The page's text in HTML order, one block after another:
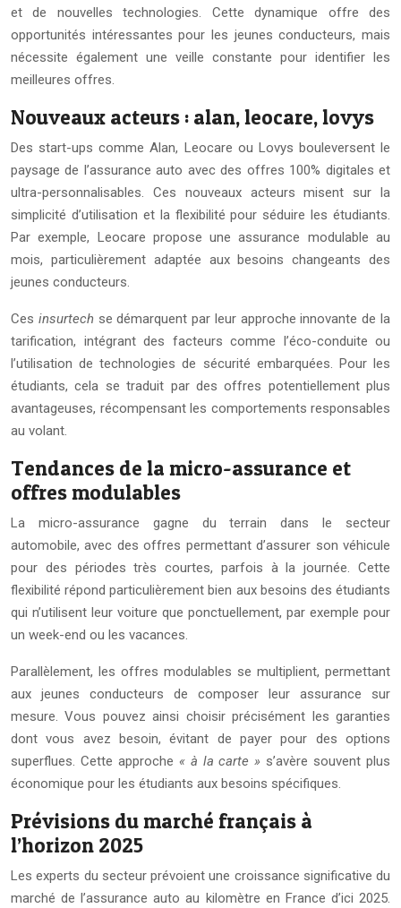
et de nouvelles technologies. Cette dynamique offre des
opportunités intéressantes pour les jeunes conducteurs, mais
nécessite également une veille constante pour identifier les
meilleures offres.
Nouveaux acteurs : alan, leocare, lovys
Des start-ups comme Alan, Leocare ou Lovys bouleversent le
paysage de l’assurance auto avec des offres 100% digitales et
ultra-personnalisables. Ces nouveaux acteurs misent sur la
simplicité d’utilisation et la flexibilité pour séduire les étudiants.
Par exemple, Leocare propose une assurance modulable au
mois, particulièrement adaptée aux besoins changeants des
jeunes conducteurs.
Ces insurtech se démarquent par leur approche innovante de la
tarification, intégrant des facteurs comme l’éco-conduite ou
l’utilisation de technologies de sécurité embarquées. Pour les
étudiants, cela se traduit par des offres potentiellement plus
avantageuses, récompensant les comportements responsables
au volant.
Tendances de la micro-assurance et
offres modulables
La micro-assurance gagne du terrain dans le secteur
automobile, avec des offres permettant d’assurer son véhicule
pour des périodes très courtes, parfois à la journée. Cette
flexibilité répond particulièrement bien aux besoins des étudiants
qui n’utilisent leur voiture que ponctuellement, par exemple pour
un week-end ou les vacances.
Parallèlement, les offres modulables se multiplient, permettant
aux jeunes conducteurs de composer leur assurance sur
mesure. Vous pouvez ainsi choisir précisément les garanties
dont vous avez besoin, évitant de payer pour des options
superflues. Cette approche « à la carte » s’avère souvent plus
économique pour les étudiants aux besoins spécifiques.
Prévisions du marché français à
l’horizon 2025
Les experts du secteur prévoient une croissance significative du
marché de l’assurance auto au kilomètre en France d’ici 2025.